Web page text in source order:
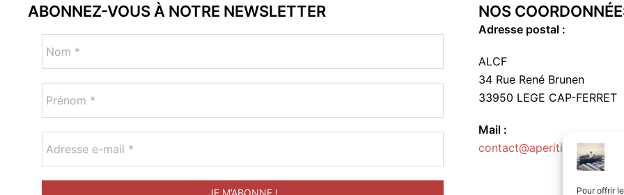
Pour offrir
ABONNEZ-VOUS À NOTRE NEWSLETTER NOS
Adresse postal :
ALCF
34 Rue René Brunen
33950 LEGE CAP-FERRET
Mail :
contact@aperitif-